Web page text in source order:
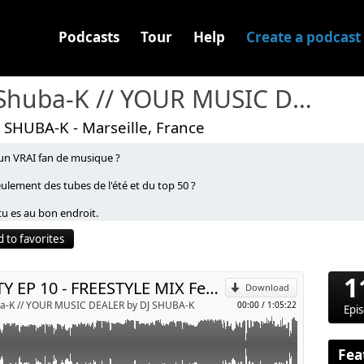
Podcasts Tour Help Create a podcast
Dj Shuba-K // YOUR MUSIC DEALER
SHUBA-K - Marseille, France
VRAI fan de musique ?
des tubes de l'été et du top 50 ?
es au bon endroit.
est écouté partout dans le monde plus de 10 millions de fois.
près de 160 épisodes dans différents univers musicaux : Soul, Hip
Shuba-K, DJ Français, basé à Marseille et je sors régulièrement de nouveaux
is Your Drug, I'm Your Dealer !
to favorites
Download
00:00 / 1:05:22
UNITY EP 10 - FREESTYLE MIX Feat. Daft Punk, Krispiz & Rico Ventura
K // YOUR MUSIC DEALER by DJ SHUBA-K
Send by email
un dimanche sur deux, en collaboration avec les meilleurs
avec les gagnants des Challenges Dj que j'organise
à ces liens :
: Youtube
c/DjShubaK_DevenirUnBonDJ
devenirunbondj.podia.com